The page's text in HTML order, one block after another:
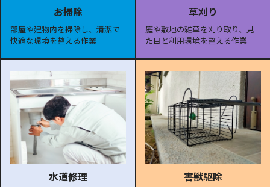
お掃除
部屋や建物内を掃除し、清潔で
快適な環境を整える作業
草刈り
庭や敷地の雑草を刈り取り、見
た目と利用環境を整える作業
水道修理 害獣駆除